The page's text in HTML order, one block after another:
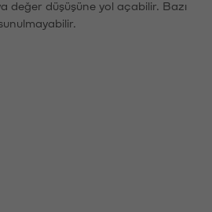
değer düşüşüne yol açabilir. Bazı